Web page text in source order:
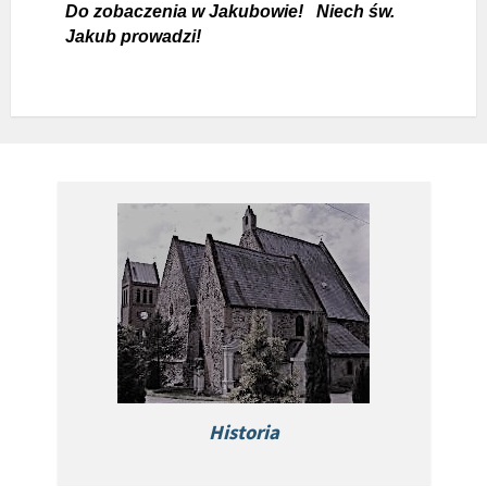
Do zobaczenia w Jakubowie! Niech św.
Jakub prowadzi!
Historia